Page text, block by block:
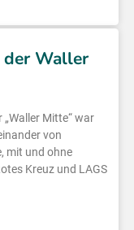
der Waller
Mitte“ war
von
mit und ohne
Kreuz und LAGS